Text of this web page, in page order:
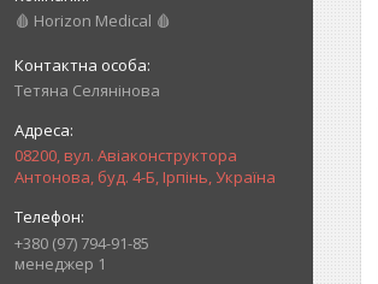
🩸 Horizon Medical 🩸
Тетяна Селянінова
08200, вул. Авіаконструктора
Антонова, буд. 4-Б, Ірпінь, Україна
+380 (97) 794-91-85
менеджер 1